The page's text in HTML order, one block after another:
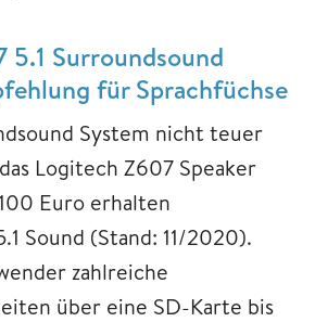
5.1 Surroundsound
für Sprachfüchse
System nicht teuer
Logitech Z607 Speaker
Euro erhalten
Sound (Stand: 11/2020).
zahlreiche
über eine SD-Karte bis